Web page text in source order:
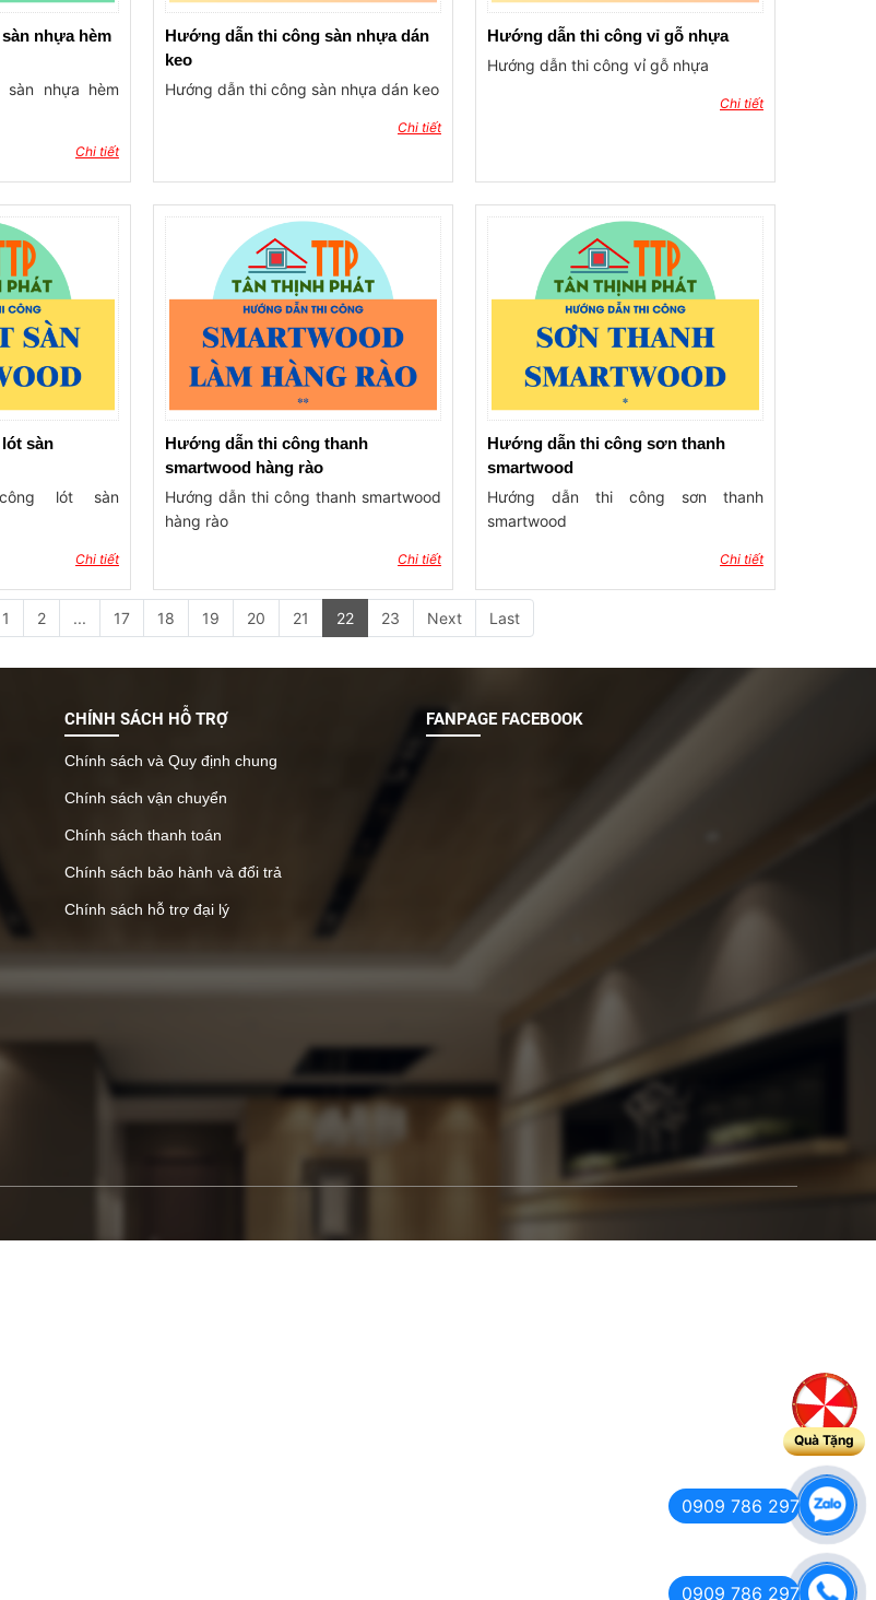
nhựa hèm
nhựa hèm
Chi tiết
Hướng dẫn thi công sàn nhựa dán
keo
Hướng dẫn thi công sàn nhựa dán keo
Chi tiết
Hướng dẫn thi công vỉ gỗ nhựa
Hướng dẫn thi công vỉ gỗ nhựa
Chi tiết
sàn
lót sàn
Chi tiết
Hướng dẫn thi công thanh
smartwood hàng rào
Hướng dẫn thi công thanh smartwood
hàng rào
Chi tiết
Hướng dẫn thi công sơn thanh
smartwood
Hướng dẫn thi công sơn thanh
smartwood
Chi tiết
1 2 ... 17 18 19 20 21 22 23 Next Last
CHÍNH SÁCH HỖ TRỢ
Chính sách và Quy định chung
Chính sách vận chuyển
Chính sách thanh toán
Chính sách bảo hành và đổi trả
Chính sách hỗ trợ đại lý
FANPAGE FACEBOOK
Quà Tặng
0909 786 297
0909 786 297